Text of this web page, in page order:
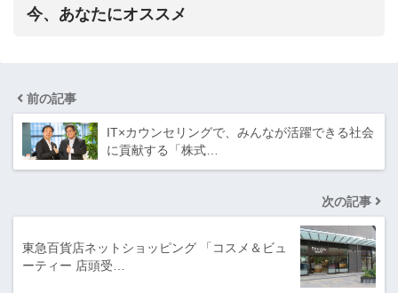
今、あなたにオススメ
前の記事
IT×カウンセリングで、みんなが活躍できる社会
に貢献する「株式…
次の記事
東急百貨店ネットショッピング 「コスメ＆ビュ
ーティー 店頭受…